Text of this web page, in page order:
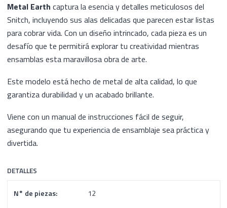
Metal Earth captura la esencia y detalles meticulosos del
Snitch, incluyendo sus alas delicadas que parecen estar listas
para cobrar vida. Con un diseño intrincado, cada pieza es un
desafío que te permitirá explorar tu creatividad mientras
ensamblas esta maravillosa obra de arte.
Este modelo está hecho de metal de alta calidad, lo que
garantiza durabilidad y un acabado brillante.
Viene con un manual de instrucciones fácil de seguir,
asegurando que tu experiencia de ensamblaje sea práctica y
divertida.
DETALLES
N° de piezas: 12